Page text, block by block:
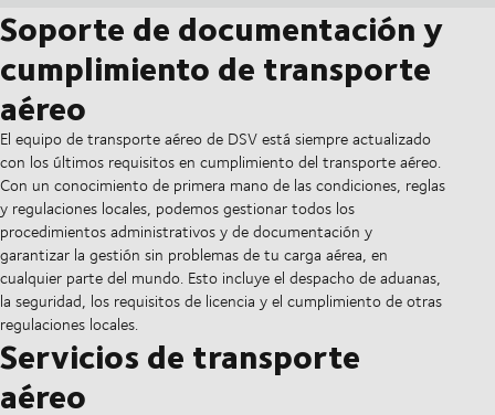
Soporte de documentación y
cumplimiento de transporte
aéreo
El equipo de transporte aéreo de DSV está siempre actualizado
con los últimos requisitos en cumplimiento del transporte aéreo.
Con un conocimiento de primera mano de las condiciones, reglas
y regulaciones locales, podemos gestionar todos los
procedimientos administrativos y de documentación y
garantizar la gestión sin problemas de tu carga aérea, en
cualquier parte del mundo. Esto incluye el despacho de aduanas,
la seguridad, los requisitos de licencia y el cumplimiento de otras
regulaciones locales.
Servicios de transporte
aéreo